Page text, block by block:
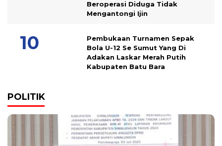
Beroperasi Diduga Tidak
Mengantongi Ijin
Pembukaan Turnamen Sepak
Bola U-12 Se Sumut Yang Di
Adakan Laskar Merah Putih
Kabupaten Batu Bara
POLITIK